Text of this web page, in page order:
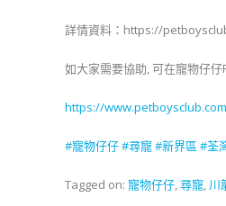
詳情資料：https://
如大家需要協助, 可在寵物仔
https://
#寵物仔仔#尋寵 #新界區 #荃
Tagged on: 寵物仔仔 尋寵 川